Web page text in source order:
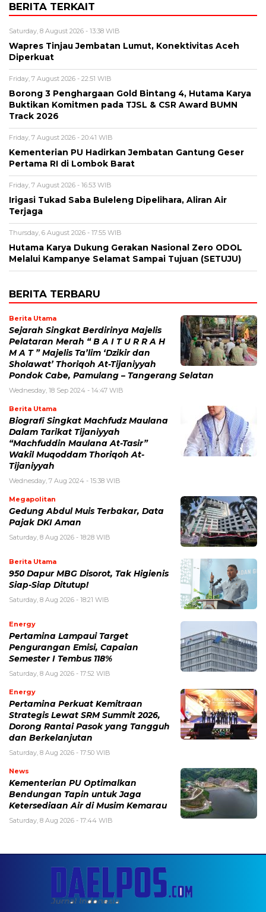
BERITA TERKAIT
Saturday, 8 August 2026 - 13:38 WIB
Wapres Tinjau Jembatan Lumut, Konektivitas Aceh
Diperkuat
Friday, 7 August 2026 - 22:51 WIB
Borong 3 Penghargaan Gold Bintang 4, Hutama Karya
Buktikan Komitmen pada TJSL & CSR Award BUMN
Track 2026
Friday, 7 August 2026 - 20:41 WIB
Kementerian PU Hadirkan Jembatan Gantung Geser
Pertama RI di Lombok Barat
Friday, 7 August 2026 - 16:53 WIB
Irigasi Tukad Saba Buleleng Dipelihara, Aliran Air
Terjaga
Thursday, 6 August 2026 - 17:55 WIB
Hutama Karya Dukung Gerakan Nasional Zero ODOL
Melalui Kampanye Selamat Sampai Tujuan (SETUJU)
BERITA TERBARU
Berita Utama
Sejarah Singkat Berdirinya Majelis
Pelataran Merah “ B A I T U R R A H
M A T ” Majelis Ta’lim ‘Dzikir dan
Sholawat’ Thoriqoh At-Tijaniyyah
Pondok Cabe, Pamulang – Tangerang Selatan
Wednesday, 18 Sep 2024 - 14:47 WIB
Berita Utama
Biografi Singkat Machfudz Maulana
Dalam Tarikat Tijaniyyah
“Machfuddin Maulana At-Tasir”
Wakil Muqoddam Thoriqoh At-
Tijaniyyah
Wednesday, 7 Aug 2024 - 15:38 WIB
Megapolitan
Gedung Abdul Muis Terbakar, Data
Pajak DKI Aman
Saturday, 8 Aug 2026 - 18:28 WIB
Berita Utama
950 Dapur MBG Disorot, Tak Higienis
Siap-Siap Ditutup!
Saturday, 8 Aug 2026 - 18:21 WIB
Energy
Pertamina Lampaui Target
Pengurangan Emisi, Capaian
Semester I Tembus 118%
Saturday, 8 Aug 2026 - 17:52 WIB
Energy
Pertamina Perkuat Kemitraan
Strategis Lewat SRM Summit 2026,
Dorong Rantai Pasok yang Tangguh
dan Berkelanjutan
Saturday, 8 Aug 2026 - 17:50 WIB
News
Kementerian PU Optimalkan
Bendungan Tapin untuk Jaga
Ketersediaan Air di Musim Kemarau
Saturday, 8 Aug 2026 - 17:44 WIB